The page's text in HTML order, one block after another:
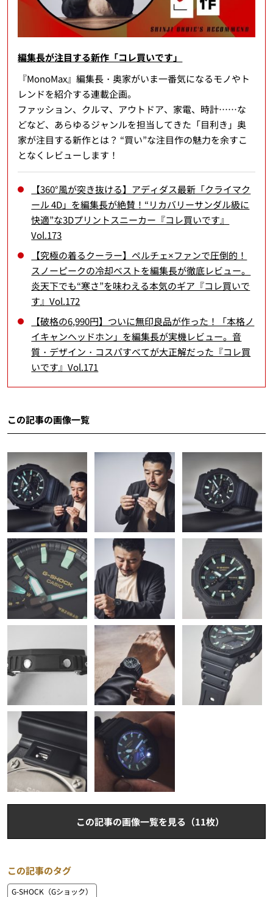
編集長が注目する新作「コレ買いです」
『MonoMax』編集長・奥家がいま一番気になるモノやト
レンドを紹介する連載企画。
ファッション、クルマ、アウトドア、家電、時計……な
どなど、あらゆるジャンルを担当してきた「目利き」奥
家が注目する新作とは？ “買い”な注目作の魅力を余すこ
となくレビューします！
【360°風が突き抜ける】アディダス最新「クライマク
ール 4D」を編集長が絶賛！“リカバリーサンダル級に
快適”な3Dプリントスニーカー『コレ買いです』
Vol.173
【究極の着るクーラー】ペルチェ×ファンで圧倒的！
スノーピークの冷却ベストを編集長が徹底レビュー。
炎天下でも“寒さ”を味わえる本気のギア『コレ買いで
す』Vol.172
【破格の6,990円】ついに無印良品が作った！「本格ノ
イキャンヘッドホン」を編集長が実機レビュー。音
質・デザイン・コスパすべてが大正解だった『コレ買
いです』Vol.171
この記事の画像一覧
この記事の画像一覧を見る（11枚）
この記事のタグ
G-SHOCK（Gショック）